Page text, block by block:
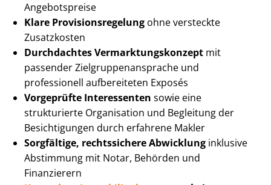
Angebotspreise
Klare Pro­vi­si­ons­re­ge­lung ohne versteckte
Zusatzkosten
Durchdachtes Ver­mark­tungs­kon­zept mit
passender Ziel­grup­pen­an­spra­che und
professionell aufbereiteten Exposés
Vorgeprüfte Interessenten sowie eine
strukturierte Organisation und Begleitung der
Besichtigungen durch erfahrene Makler
Sorgfältige, rechtssichere Abwicklung inklusive
Abstimmung mit Notar, Behörden und
Finanzierern